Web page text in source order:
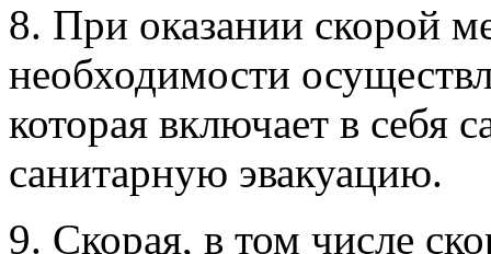
8. При оказании скорой
необходимости
которая включает в себя
санитарную эвакуацию.
9. Скорая, в том числе